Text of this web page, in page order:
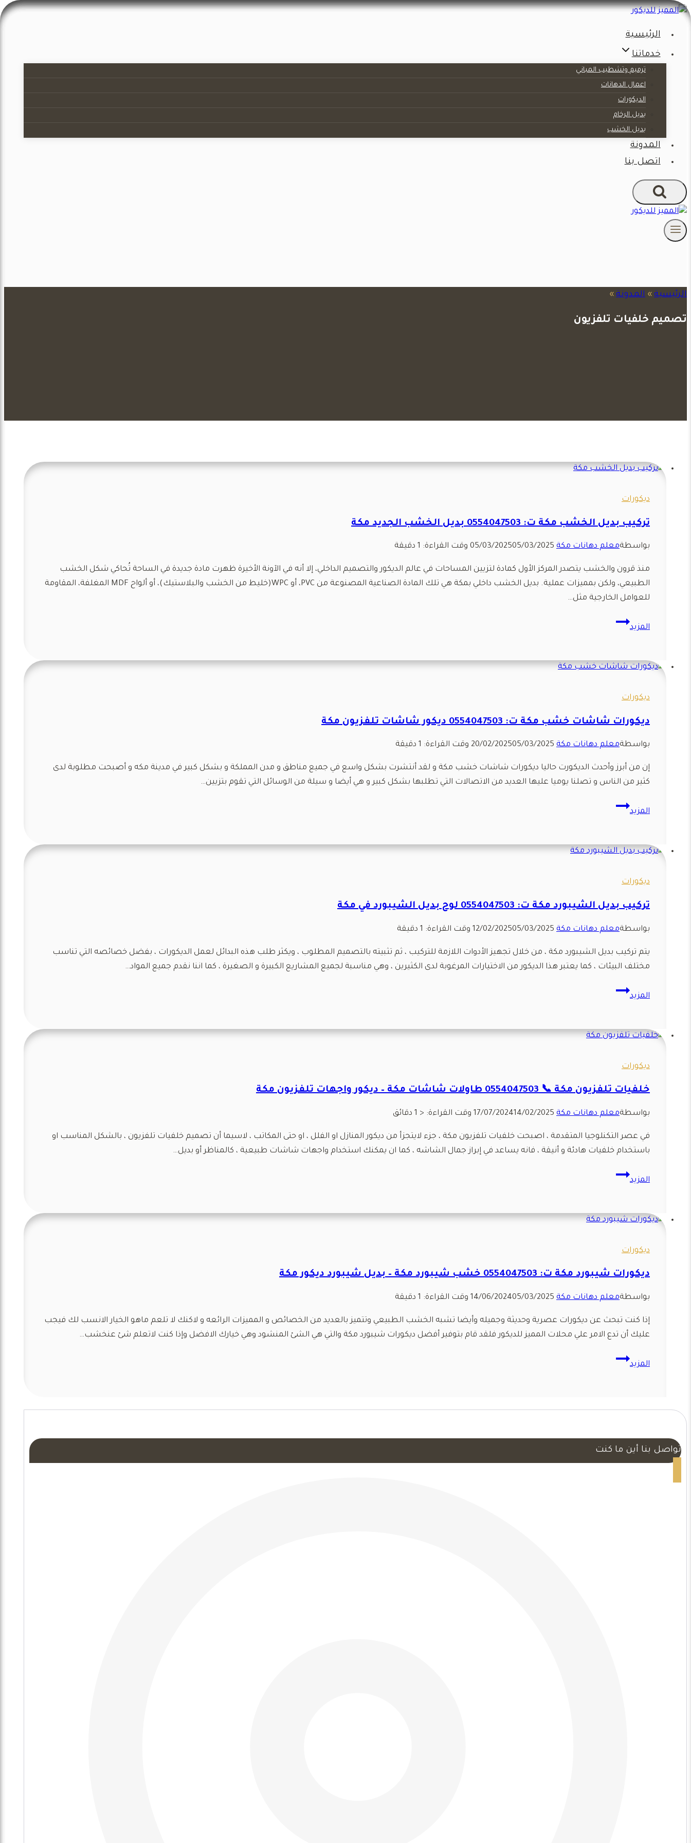
التجاوز
المحتوىالرئيسية
خدماتنا
ترميم وتشطيب المباني
اعمال الدهانات
الديكورات
بديل الرخام
بديل الخشب
المدونة
اتصل بنا
الرئيسية » المدونة »
تصميم خلفيات تلفزيون
ديكورات
تركيب بديل الخشب مكة ت: 0554047503 بديل الخشب الجديد مكة
بواسطةمعلم دهانات مكة 05/03/202505/03/2025 وقت القراءة: دقيقة
منذ قرون والخشب يتصدر المركز الأول كمادة لتزيين المساحات في عالم الديكور والتصميم الداخلي، إلا أنه في الآونة الأخيرة ظهرت مادة جديدة في الساحة تُحاكي شكل الخشب
الطبيعي، ولكن بمميزات عملية. بديل الخشب داخلي بمكة هي تلك المادة الصناعية المصنوعة من PVC، أو WPC(خليط من الخشب والبلاستيك)، أو ألواح MDF المغلفة، المقاومة
للعوامل الخارجية مثل…
المزيد
تركيب
مكة
0554047503
الخشب
ديكورات
ديكورات شاشات خشب مكة ت: 0554047503 ديكور شاشات تلفزيون مكة
بواسطةمعلم دهانات مكة 20/02/202505/03/2025 وقت القراءة: دقيقة
إن من أبرز وأحدث الديكورت حاليا ديكورات شاشات خشب مكة و لقد أنتشرت بشكل واسع في جميع مناطق و مدن المملكة و بشكل كبير في مدينة مكه و أصبحت مطلوبة لدى
كثير من الناس و تصلنا يوميا عليها العديد من الاتصالات التي تطلبها بشكل كبير و هي أيضا و سيلة من الوسائل التي تقوم بتزيين…
المزيد
ديكورات
مكة
0554047503
شاشات
مكة
ديكورات
تركيب بديل الشيبورد مكة ت: 0554047503 لوح بديل الشيبورد في مكة
بواسطةمعلم دهانات مكة 12/02/202505/03/2025 وقت القراءة: دقيقة
يتم تركيب بديل الشيبورد مكة ، من خلال تجهيز الأدوات اللازمة للتركيب ، ثم تثبيته بالتصميم المطلوب ، ويكثر طلب هذه البدائل لعمل الديكورات ، بفضل خصائصه التي تناسب
مختلف البيئات ، كما يعتبر هذا الديكور من الاختيارات المرغوبة لدى الكثيرين ، وهي مناسبة لجميع المشاريع الكبيرة و الصغيرة ، كما اننا نقدم جميع المواد…
المزيد
تركيب
مكة
0554047503
بديل
مكة
ديكورات
خلفيات تلفزيون مكة 📞 0554047503 طاولات شاشات مكة – ديكور واجهات تلفزيون مكة
بواسطةمعلم دهانات مكة 17/07/202414/02/2025 وقت القراءة: < 1 دقائق
في عصر التكنلوجيا المتقدمة ، اصبحت خلفيات تلفزيون مكة ، جزء لايتجزأ من ديكور المنازل او الفلل ، او حتى المكاتب ، لاسيما أن تصميم خلفيات تلفزيون ، بالشكل المناسب او
باستخدام خلفيات هادئة و أنيقة ، فانه يساعد في إبراز جمال الشاشه ، كما ان يمكنك استخدام واجهات شاشات طبيعية ، كالمناظر أو بديل…
المزيد
خلفيات
📞
طاولات
مكة
واجهات
تلفزيون
ديكورات
ديكورات شيبورد مكة ت: 0554047503 خشب شيبورد مكة – بديل شيبورد ديكور مكة
بواسطةمعلم دهانات مكة 14/06/202405/03/2025 وقت القراءة: دقيقة
إذا كنت تبحث عن ديكورات عصرية وحديثة وجميله وأيضا تشبه الخشب الطبيعي وتتميز بالعديد من الخصائص و المميزات الرائعه و لاكنك لا تلعم ماهو الخيار الانسب لك فيجب
عليك أن تدع الامر علي محلات المميز للديكور فلقد قام بتوفير أفضل ديكورات شيبورد مكة والتي هي الشئ المنشود وهي خيارك الافضل وإذا كنت لاتعلم شئ عنخشب…
المزيد
ديكورات
شيبورد
تواصل بنا أين ما كنت